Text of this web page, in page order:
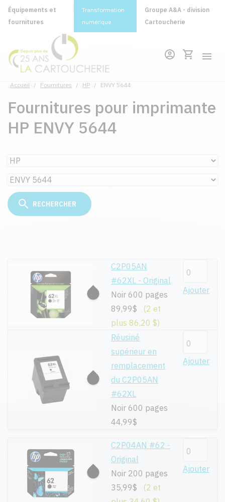
Équipements et
fournitures
Transformation
numérique
Groupe A&A - division
Cartoucherie
Accueil / Fournitures / HP / ENVY 5644
Fournitures pour imprimante
HP ENVY 5644
C2P05AN
#62XL - Original
Noir 600 pages
89,99$
(2 et
plus 86,20 $)
Ajouter
Réusiné
supérieur en
remplacement
du C2P05AN
#62XL
Noir 600 pages
44,99$
Ajouter
C2P04AN #62 -
Original
Noir 200 pages
35,99$
(2 et
Ajouter